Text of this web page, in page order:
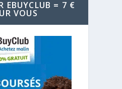
EBUYCLUB = 7 €
VOUS